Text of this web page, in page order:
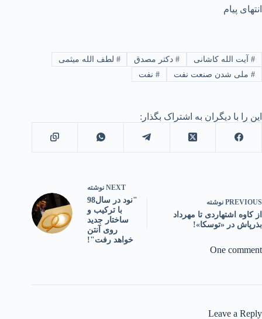
انتهای پیام
#آیت الله کاشانی #دکتر مصدق # لطف الله میثمی
#ملی شدن صنعت نفت #نفت
این را با دیگران به اشتراک بگذار:
PREVIOUS نوشته
از کاوه اشتهاردی تا مهرداد
بذرپاش در «توسکا»!
NEXT نوشته
"نود در سال98
با ترکیب و
ساختار جدید
روی آنتن
خواهد رفت"!
One comment
Leave a Reply